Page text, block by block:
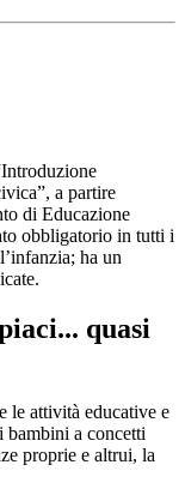
a partire
di Educazione
obbligatorio in tutti i
ha un
quasi
le attività educative e
bambini a concetti
proprie e altrui, la